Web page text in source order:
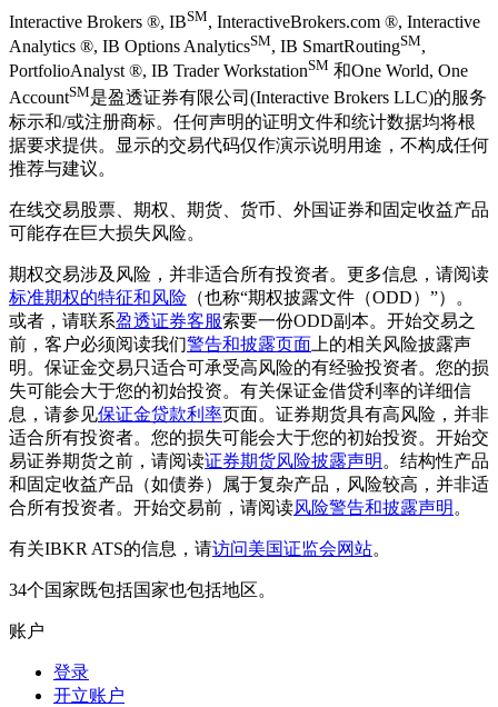
Interactive Brokers ®, IBSM, InteractiveBrokers.com ®, Interactive
Analytics ®, IB Options AnalyticsSM, IB SmartRoutingSM,
PortfolioAnalyst ®, IB Trader WorkstationSM 和One World, One
AccountSM是盈透证券有限公司(Interactive Brokers LLC)的服务
标示和/或注册商标。任何声明的证明文件和统计数据均将根
据要求提供。显示的交易代码仅作演示说明用途，不构成任何
推荐与建议。
在线交易股票、期权、期货、货币、外国证券和固定收益产品
可能存在巨大损失风险。
期权交易涉及风险，并非适合所有投资者。更多信息，请阅读
标准期权的特征和风险 （也称“期权披露文件（ODD）”）。
或者，请联系盈透证券客服索要一份ODD副本。开始交易之
前，客户必须阅读我们警告和披露页面 上的相关风险披露声
明。保证金交易只适合可承受高风险的有经验投资者。您的损
失可能会大于您的初始投资。有关保证金借贷利率的详细信
息，请参见保证金贷款利率页面。证券期货具有高风险，并非
适合所有投资者。您的损失可能会大于您的初始投资。开始交
易证券期货之前，请阅读证券期货风险披露声明 。结构性产品
和固定收益产品（如债券）属于复杂产品，风险较高，并非适
合所有投资者。开始交易前，请阅读风险警告和披露声明 。
有关IBKR ATS的信息，请访问美国证监会网站。
34个国家既包括国家也包括地区。
账户
登录
开立账户